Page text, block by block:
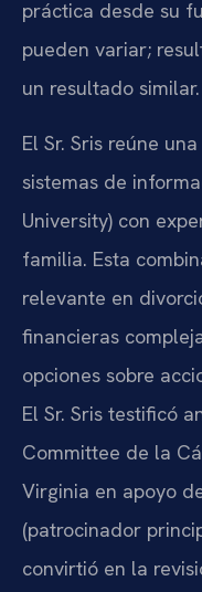
práctica desde su
pueden variar;
un resultado similar.
El Sr. Sris reúne
sistemas de
University) con
familia. Esta
relevante en
financieras
opciones sobre
El Sr. Sris testificó
Committee de la
Virginia en apoyo
(patrocinador
convirtió en la